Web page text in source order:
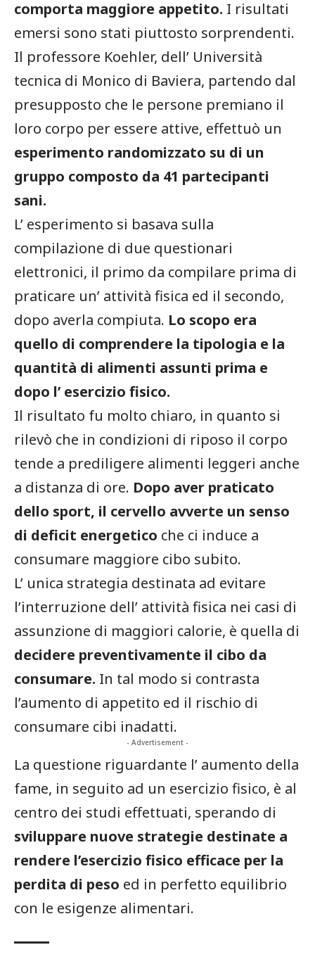
comporta maggiore appetito. I risultati
emersi sono stati piuttosto sorprendenti.
Il professore Koehler, dell’ Università
tecnica di Monico di Baviera, partendo dal
presupposto che le persone premiano il
loro corpo per essere attive, effettuò un
esperimento randomizzato su di un
gruppo composto da 41 partecipanti
sani.
L’ esperimento si basava sulla
compilazione di due questionari
elettronici, il primo da compilare prima di
praticare un’ attività fisica ed il secondo,
dopo averla compiuta. Lo scopo era
quello di comprendere la tipologia e la
quantità di alimenti assunti prima e
dopo l’ esercizio fisico.
Il risultato fu molto chiaro, in quanto si
rilevò che in condizioni di riposo il corpo
tende a prediligere alimenti leggeri anche
a distanza di ore. Dopo aver praticato
dello sport, il cervello avverte un senso
di deficit energetico che ci induce a
consumare maggiore cibo subito.
L’ unica strategia destinata ad evitare
l’interruzione dell’ attività fisica nei casi di
assunzione di maggiori calorie, è quella di
decidere preventivamente il cibo da
consumare. In tal modo si contrasta
l’aumento di appetito ed il rischio di
consumare cibi inadatti.
- Advertisement -
La questione riguardante l’ aumento della
fame, in seguito ad un esercizio fisico, è al
centro dei studi effettuati, sperando di
sviluppare nuove strategie destinate a
rendere l’esercizio fisico efficace per la
perdita di peso ed in perfetto equilibrio
con le esigenze alimentari.